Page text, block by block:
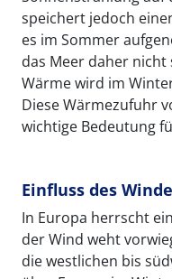
speichert jedoch
es im Sommer
das Meer daher nicht
Wärme wird im
Diese Wärmezufuhr
wichtige Bedeutung
Einfluss des
In Europa herrscht
der Wind weht
die westlichen bis